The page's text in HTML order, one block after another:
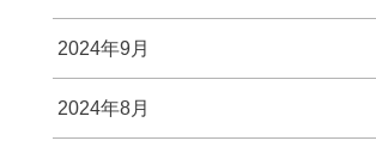
2024年9月
2024年8月